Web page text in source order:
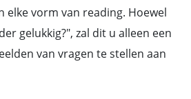
vorm van reading. Hoewel
gelukkig?", zal dit u alleen een
van vragen te stellen aan